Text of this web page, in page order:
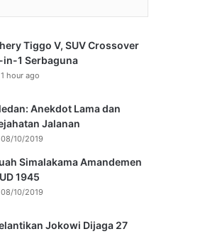
Tiggo V, SUV Crossover
in-1 Serbaguna
1 hour ago
Anekdot Lama dan
Jalanan
08/10/2019
Simalakama Amandemen
1945
08/10/2019
Jokowi Dijaga 27